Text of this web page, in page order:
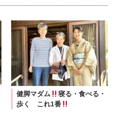
健脚マダム
寝る・食べる・
歩く これ1番